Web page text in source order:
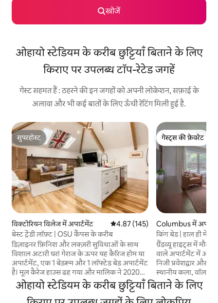
खोजें
ओहायो स्टेडियम के करीब छुट्टियाँ बिताने के लिए
किराए पर उपलब्ध टॉप-रेटेड जगहें
गेस्ट सहमत हैं : ठहरने की इन जगहों को अपनी लोकेशन, सफ़ाई के
अलावा और भी कई बातों के लिए ऊँची रेटिंग मिली हुई है.
सुपरहोस्ट
सुपरहोस्ट
विक्टोरियन विलेज में अपार्टमेंट औसत रेटिंग 5 में से 4.87, 145 समीक्षाएँ
4.87 (145)
बेस्ट ट्रेंडी लॉफ़्ट | OSU कैंपस के करीब
डिज़ाइनर फ़िनिश और लक्ज़री सुविधाओं के साथ
विशाल अटारी घर! गेराज के ऊपर यह कैरिज होम या
अपार्टमेंट, एक 1 बेडरूम और 1 लॉफ्टेड बेड अपार्टमेंट
है। मूल कैरेज हाउस ढह गया और मालिक ने 2020
की गर्मियों में इसे शेष ईंटों से फिर से बनाने में खर्च
किया। उन्होंने पुरानी छत के राफ्टर्स से फर्नीचर और
सजावट का बहुत कुछ बनाया; इतिहास के लिए एक
गेस्ट्स की फ़ेवरेट
गेस्ट्स की फ़ेवरेट
Columbus में
किंग बेड | हाल ही में
मील की दूरी पर
ग्रैंडव्यू हाइट्स में
वाले अपार्टमेंट में
निजी प्रवेशद्वार और
स्थानीय कला,
कस्टम डिज़ाइन •
ही एक डेस्क और
रेंज, डिशवॉशर और
ओहायो स्टेडियम के करीब छुट्टियाँ बिताने के लिए